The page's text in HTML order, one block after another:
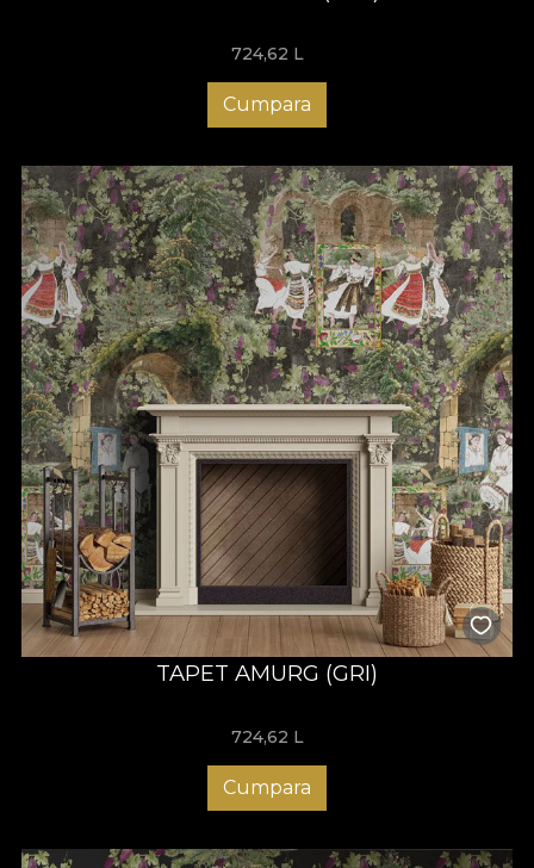
calatoria de revenire a eroului. Aceasta intoarcere nu este
numai una fizica, cat si una de reintoarcere la sine. Asadar, va
invit sa revenim impreuna la esenta identitatii romanesti.
724,62 L
Cumpara
TAPET AMURG (GRI)
724,62 L
Cumpara